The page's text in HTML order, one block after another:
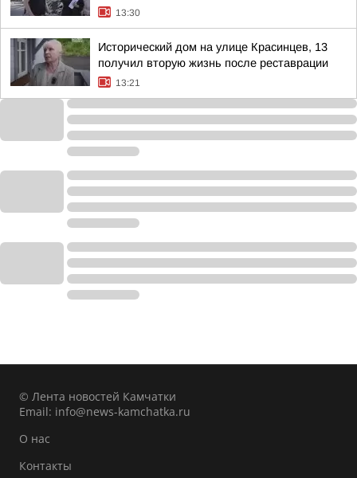
13:30
Исторический дом на улице Красинцев, 13
получил вторую жизнь после реставрации
13:21
© Лента новостей Камчатки
Email: info@news-kamchatka.ru
О нас
Контакты